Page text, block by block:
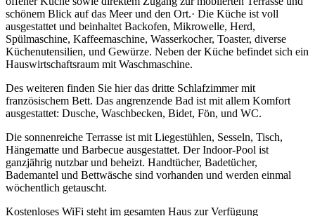
schönem Blick auf das Meer und den Ort.· Die Küche ist voll
ausgestattet und beinhaltet Backofen, Mikrowelle, Herd,
Spülmaschine, Kaffeemaschine, Wasserkocher, Toaster, diverse
Küchenutensilien, und Gewürze. Neben der Küche befindet sich ein
Hauswirtschaftsraum mit Waschmaschine.
Des weiteren finden Sie hier das dritte Schlafzimmer mit
französischem Bett. Das angrenzende Bad ist mit allem Komfort
ausgestattet: Dusche, Waschbecken, Bidet, Fön, und WC.
Die sonnenreiche Terrasse ist mit Liegestühlen, Sesseln, Tisch,
Hängematte und Barbecue ausgestattet. Der Indoor-Pool ist
ganzjährig nutzbar und beheizt. Handtücher, Badetücher,
Bademantel und Bettwäsche sind vorhanden und werden einmal
wöchentlich getauscht.
Kostenloses WiFi steht im gesamten Haus zur Verfügung